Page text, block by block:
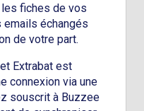
fiches de vos
échangés
de votre part.
Extrabat est
connexion via une
souscrit à Buzzee